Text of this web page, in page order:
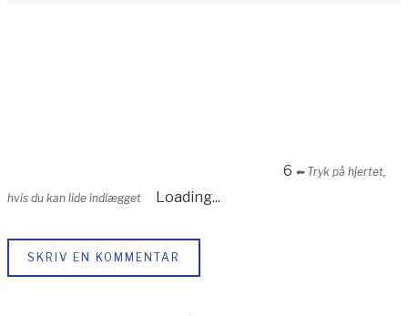
6 ⬅︎ Tryk på hjertet,
hvis du kan lide indlægget
Loading...
SKRIV EN KOMMENTAR